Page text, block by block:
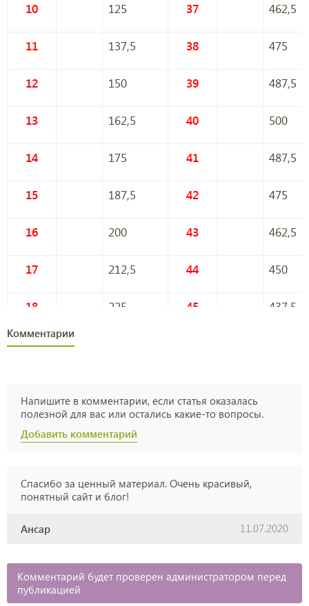
10 125 37 462,5
11 137,5 38 475
12 150 39 487,5
13 162,5 40 500
14 175 41 487,5
15 187,5 42 475
16 200 43 462,5
17 212,5 44 450
18 225 45 437,5
19
21 262,5 48
23 287,5 50
24 362,5
25 312,5 52 350
Комментарии
Напишите в комментарии, если статья оказалась
полезной для вас или остались какие-то вопросы.
Добавить комментарий
Спасибо за ценный материал. Очень красивый,
понятный сайт и блог!
Ансар 11.07.2020
Комментарий будет проверен администратором перед
публикацией